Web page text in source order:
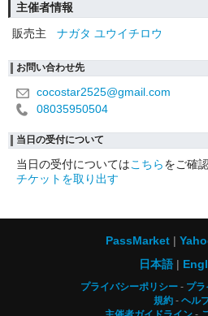
主催者情報
販売主
ナガタ ユウイチロウ
お問い合わせ先
cocostar2525@gmail.com
08035950504
当日の受付について
当日の受付についてはこちらをご確
チケットを取り出す
PassMarket
日本語
プライバシーポリシー
プ
規約
ヘル